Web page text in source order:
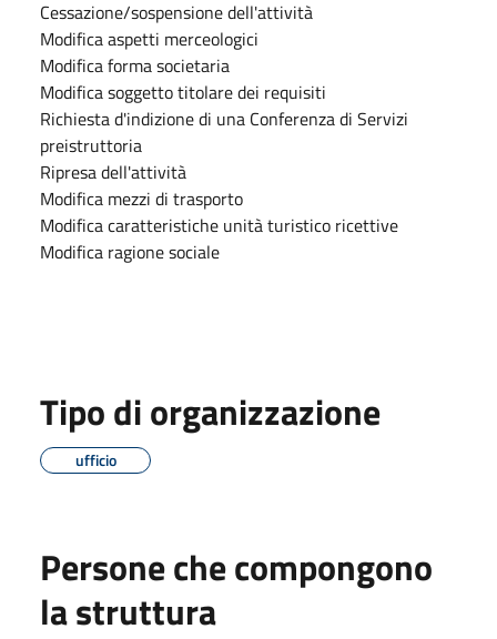
Cessazione/sospensione dell'attività
Modifica aspetti merceologici
Modifica forma societaria
Modifica soggetto titolare dei requisiti
Richiesta d'indizione di una Conferenza di Servizi
preistruttoria
Ripresa dell'attività
Modifica mezzi di trasporto
Modifica caratteristiche unità turistico ricettive
Modifica ragione sociale
Tipo di organizzazione
ufficio
Persone che compongono
la struttura